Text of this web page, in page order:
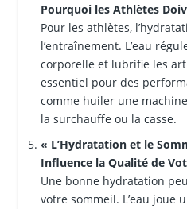
Pourquoi les Athlètes
Pour les athlètes,
l’entraînement. L’eau
corporelle et lubrifie les
essentiel pour des
comme huiler une
la surchauffe ou la casse.
« L’Hydratation et le
Influence la Qualité de
Une bonne hydratation
votre sommeil. L’eau joue